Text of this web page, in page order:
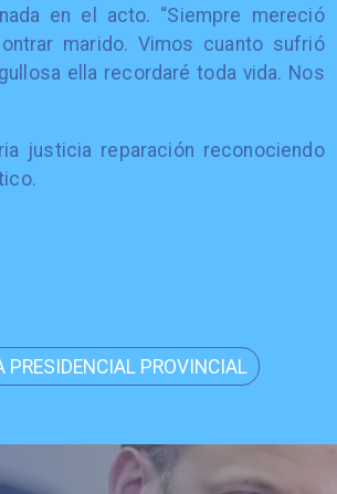
en el acto. “Siempre mereció
marido. Vimos cuanto sufrió
ella recordaré toda vida. Nos
justicia reparación reconociendo
PRESIDENCIAL PROVINCIAL